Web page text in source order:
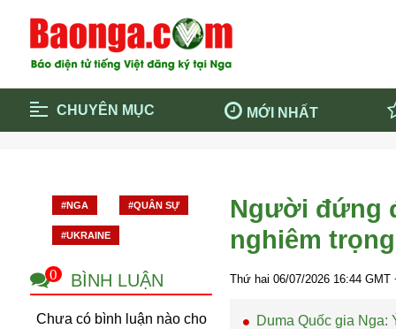
CHUYÊN MỤC MỚI NHẤT
Cộng đồng
Thông
Cuộc sống quanh ta
Khám
Quảng cáo
#NGA #QUÂN SỰ
#UKRAINE
0 BÌNH LUẬN
Chưa có bình luận nào cho
Người đứng
nghiêm
Thứ hai 06/07/2026 16:44 GMT
Duma Quốc gia Nga: